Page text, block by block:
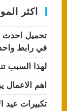
اكثر
في رابط
لهذا السبب
اهم
تكبيرات عيد